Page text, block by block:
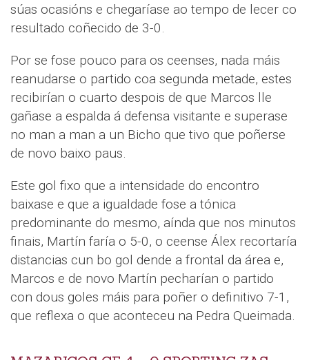
súas ocasións e chegaríase ao tempo de lecer co
resultado coñecido de 3-0.
Por se fose pouco para os ceenses, nada máis
reanudarse o partido coa segunda metade, estes
recibirían o cuarto despois de que Marcos lle
gañase a espalda á defensa visitante e superase
no man a man a un Bicho que tivo que poñerse
de novo baixo paus.
Este gol fixo que a intensidade do encontro
baixase e que a igualdade fose a tónica
predominante do mesmo, aínda que nos minutos
finais, Martín faría o 5-0, o ceense Álex recortaría
distancias cun bo gol dende a frontal da área e,
Marcos e de novo Martín pecharían o partido
con dous goles máis para poñer o definitivo 7-1,
que reflexa o que aconteceu na Pedra Queimada.